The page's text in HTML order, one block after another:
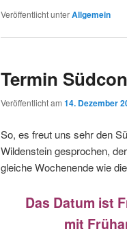
Veröffentlicht unterAllgemein
Termin
Veröffentlicht am 14. Dezember
So, es freut uns sehr den
Wildenstein gesprochen,
gleiche Wochenende wie
Das Datum ist
mit